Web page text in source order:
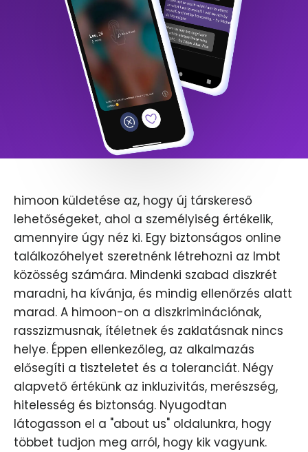
himoon küldetése az, hogy új társkereső
lehetőségeket, ahol a személyiség értékelik,
amennyire úgy néz ki. Egy biztonságos online
találkozóhelyet szeretnénk létrehozni az lmbt
közösség számára. Mindenki szabad diszkrét
maradni, ha kívánja, és mindig ellenőrzés alatt
marad. A himoon-on a diszkriminációnak,
rasszizmusnak, ítéletnek és zaklatásnak nincs
helye. Éppen ellenkezőleg, az alkalmazás
elősegíti a tiszteletet és a toleranciát. Négy
alapvető értékünk az inkluzivitás, merészség,
hitelesség és biztonság. Nyugodtan
látogasson el a "about us" oldalunkra, hogy
többet tudjon meg arról, hogy kik vagyunk.